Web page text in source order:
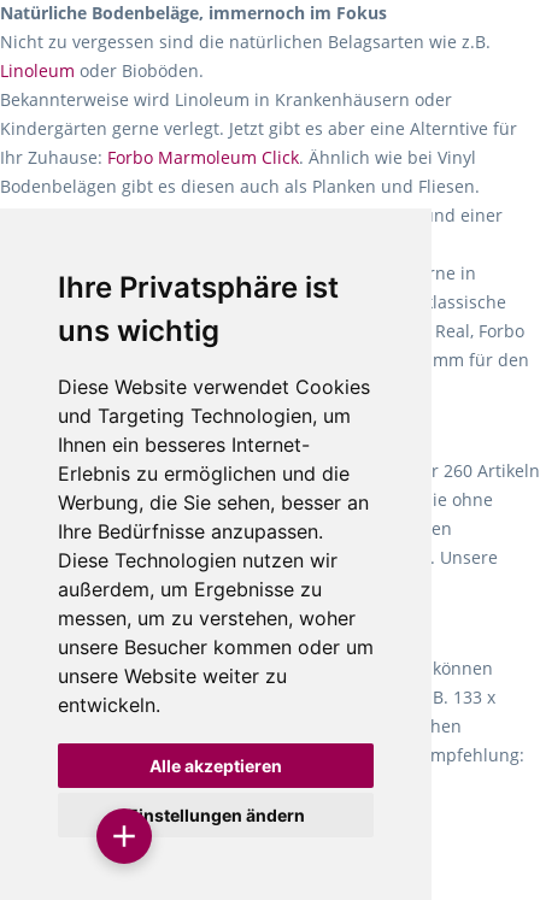
Ihre Privatsphäre ist
uns wichtig
Diese Website verwendet Cookies
und Targeting Technologien, um
Ihnen ein besseres Internet-
Erlebnis zu ermöglichen und die
Werbung, die Sie sehen, besser an
Ihre Bedürfnisse anzupassen.
Diese Technologien nutzen wir
außerdem, um Ergebnisse zu
messen, um zu verstehen, woher
unsere Besucher kommen oder um
unsere Website weiter zu
entwickeln.
Alle akzeptieren
Einstellungen ändern
Natürliche Bodenbeläge, immernoch im Fokus
Nicht zu vergessen sind die natürlichen Belagsarten wie z.B.
Linoleum oder Bioböden.
Bekannterweise wird Linoleum in Krankenhäusern oder
Kindergärten gerne verlegt. Jetzt gibt es aber eine Alterntive für
Ihr Zuhause: Forbo Marmoleum Click. Ähnlich wie bei Vinyl
Bodenbelägen gibt es diesen auch als Planken und Fliesen.
Knallige Farben mit einer Gesamtstärke von 9,8 mm und einer
Trittschallreduzierung von 17 dB. Deshalb wird er gerne in
Kinderzimmern verlegt. Ansonsten gibt es noch das klassische
Linoleum als Bahnenware wie z.B. Forbo Marmoleum Real, Forbo
Marmoleum Walton und Gerflor DLW Marmorette 2,5 mm für den
Objektbereich.
Wineo Bio Bodenbeläge - Design und Natur vereint
Wineo, der Vorreiter für Bio Bodenbeläge hat mit über 260 Artikeln
eine sehr designreiche Auswahl. Produziert werden sie ohne
Weichmacher und Lösungsmittel. Mit allen verfügbaren
Verlegearten ist er für jegliche Bauvorhaben attraktiv. Unsere
Empfehlung:Wineo 1000 Multi Layer XXL
Teppiche für ein angenehmes Laufgefühl
Fletco Teppichbödenmachen es schon lange vor. Sie können
Teppich in Ihrem gewünschten Sondermaß kaufen, z.B. 133 x
60cm. Vor allem in Schlafzimmern aufgrund der weichen
Oberfläche ein sehr beliebter Zusatzboden. Unsere Empfehlung:
Fletco Fluffy und Fletco Hermelin